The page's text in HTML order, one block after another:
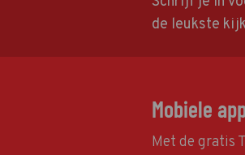
de leukste
Mobiele
Met de gratis